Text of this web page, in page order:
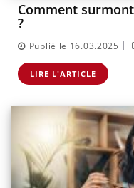
Comment
?
Publié le 16.03.2025 |
LIRE L'ARTICLE